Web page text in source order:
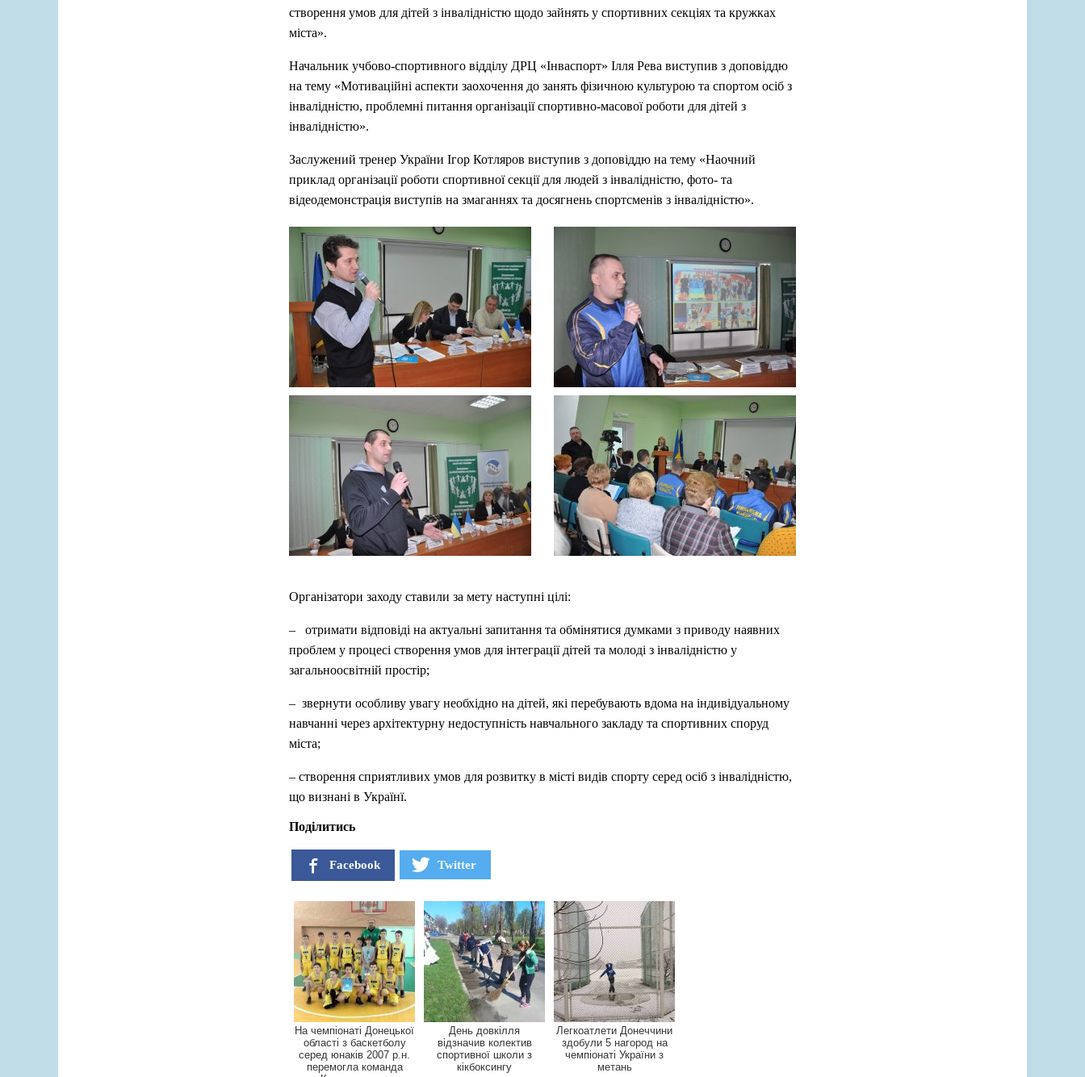
створення умов для дітей з інвалідністю щодо зайнять у спортивних секціях та кружках
міста».
Начальник учбово-спортивного відділу ДРЦ «Інваспорт» Ілля Рева виступив з доповіддю
на тему «Мотиваційні аспекти заохочення до занять фізичною культурою та спортом осiб з
інвалідністю, проблемні питання організації спортивно-масової роботи для дітей з
інвалідністю».
Заслужений тренер України Ігор Котляров виступив з доповіддю на тему «Наочний
приклад організації роботи спортивної секції для людей з інвалідністю, фото- та
відеодемонстрація виступів на змаганнях та досягнень спортсменів з інвалідністю».
Організатори заходу ставили за мету наступні цілі:
– отримати відповіді на актуальні запитання та обмінятися думками з приводу наявних
проблем у процесі створення умов для інтеграції дітей та молоді з інвалідністю у
загальноосвітній простір;
– звернути особливу увагу необхідно на дітей, які перебувають вдома на індивідуальному
навчанні через архітектурну недоступність навчального закладу та спортивних споруд
міста;
– створення сприятливих умов для розвитку в місті видiв спорту серед осiб з iнвалiднiстю,
що визнані в Українї.
Поділитись
Facebook Twitter
На чемпіонаті Донецької
області з баскетболу
серед юнаків 2007 р.н.
перемогла команда
День довкілля
відзначив колектив
спортивної школи з
кікбоксингу
Легкоатлети Донеччини
здобули 5 нагород на
чемпіонаті України з
метань